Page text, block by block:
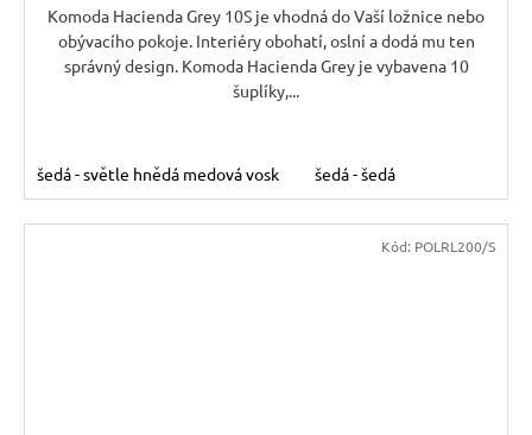
Komoda Hacienda Grey 10S je vhodná do Vaší ložnice nebo
obývacího pokoje. Interiéry obohatí, oslní a dodá mu ten
správný design. Komoda Hacienda Grey je vybavena 10
šuplíky,...
šedá - světle hnědá medová vosk šedá - šedá
Kód: POLRL200/S